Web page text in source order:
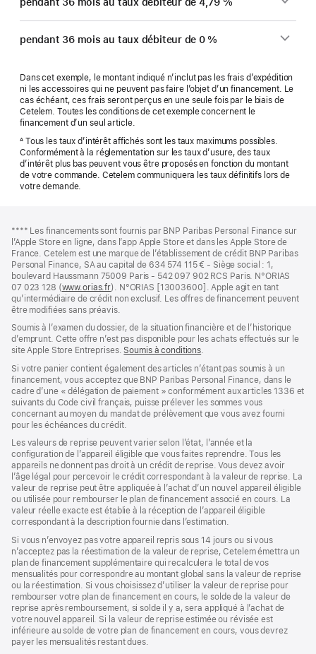
pendant 36 mois au taux débiteur de 4,79 %
pendant 36 mois au taux débiteur de 0 %
Dans cet exemple, le montant indiqué n’inclut pas les frais d’expédition
ni les accessoires qui ne peuvent pas faire l’objet d’un financement. Le
cas échéant, ces frais seront perçus en une seule fois par le biais de
Cetelem. Toutes les conditions de cet exemple concernent le
financement d’un seul article.
ATous les taux d’intérêt affichés sont les taux maximums possibles.
Conformément à la réglementation sur les taux d’usure, des taux
d’intérêt plus bas peuvent vous être proposés en fonction du montant
de votre commande. Cetelem communiquera les taux définitifs lors de
votre demande.
de
page
de
bas
de
page
Note
de
bas
de
page
**** Les financements sont fournis par BNP Paribas Personal Finance sur
l’Apple Store en ligne, dans l’app Apple Store et dans les Apple Store de
France. Cetelem est une marque de l’établissement de crédit BNP Paribas
Personal Finance, SA au capital de 634 574 115 € - Siège social : 1,
boulevard Haussmann 75009 Paris - 542 097 902 RCS Paris. N°ORIAS
07 023 128 (www.orias.fr(s’ouvre
dans
une
fenêtre)
). N°ORIAS [13003600]. Apple agit en tant
qu’intermédiaire de crédit non exclusif. Les offres de financement peuvent
être modifiées sans préavis.
Soumis à l’examen du dossier, de la situation financière et de l’historique
d’emprunt. Cette offre n’est pas disponible pour les achats effectués sur le
site Apple Store Entreprises. Soumis à conditions(s’ouvre
une
nouvelle
fenêtre)
.
Si votre panier contient également des articles n’étant pas soumis à un
financement, vous acceptez que BNP Paribas Personal Finance, dans le
cadre d’une « délégation de paiement » conformément aux articles 1336 et
suivants du Code civil français, puisse prélever les sommes vous
concernant au moyen du mandat de prélèvement que vous avez fourni
pour les échéances du crédit.
Les valeurs de reprise peuvent varier selon l’état, l’année et la
configuration de l’appareil éligible que vous faites reprendre. Tous les
appareils ne donnent pas droit à un crédit de reprise. Vous devez avoir
l’âge légal pour percevoir le crédit correspondant à la valeur de reprise. La
valeur de reprise peut être appliquée à l’achat d’un nouvel appareil éligible
ou utilisée pour rembourser le plan de financement associé en cours. La
valeur réelle exacte est établie à la réception de l’appareil éligible
correspondant à la description fournie dans l’estimation.
Si vous n’envoyez pas votre appareil repris sous 14 jours ou si vous
n’acceptez pas la réestimation de la valeur de reprise, Cetelem émettra un
plan de financement supplémentaire qui recalculera le total de vos
mensualités pour correspondre au montant global sans la valeur de reprise
ou la réestimation. Si vous choisissez d’utiliser la valeur de reprise pour
rembourser votre plan de financement en cours, le solde de la valeur de
reprise après remboursement, si solde il y a, sera appliqué à l’achat de
votre nouvel appareil. Si la valeur de reprise estimée ou révisée est
inférieure au solde de votre plan de financement en cours, vous devrez
payer les mensualités restant dues.